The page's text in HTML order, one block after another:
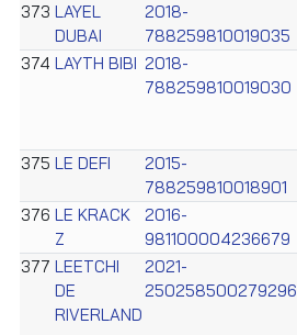
373 LAYEL
DUBAI
2018-
788259810019035
374 LAYTH BIBI 2018-
788259810019030
375 LE DEFI
2015-
788259810018901
376 LE KRACK
Z
2016-
981100004236679
377 LEETCHI
DE
RIVERLAND
2021-
250258500279296